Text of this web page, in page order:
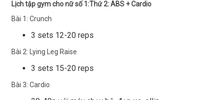
Lịch tập gym cho nữ số 1:Thứ 2: ABS + Cardio
Bài 1: Crunch
3 sets 12-20 reps
Bài 2: Lying Leg Raise
3 sets 15-20 reps
Bài 3: Cardio